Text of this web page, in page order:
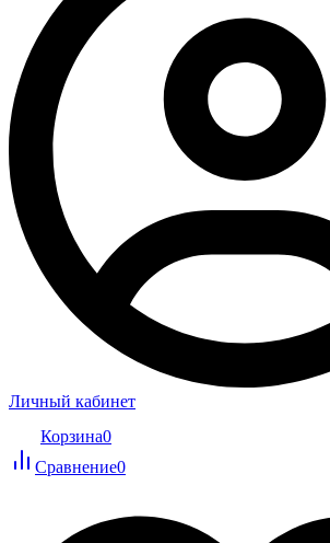
Личный кабинет
Корзина0
Сравнение0